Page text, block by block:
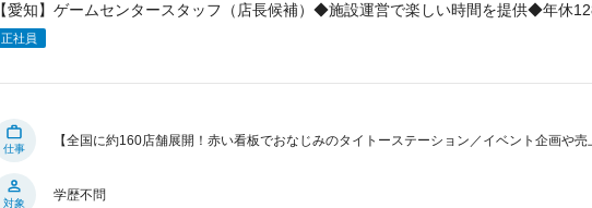
【愛知】ゲームセンタースタッフ（店長候補）◆施設運営で楽しい時間を提供◆年休
正社員
仕事
【全国に約160店舗展開！赤い看板でおなじみのタイトーステーション／イベント企画や
対象
学歴不問